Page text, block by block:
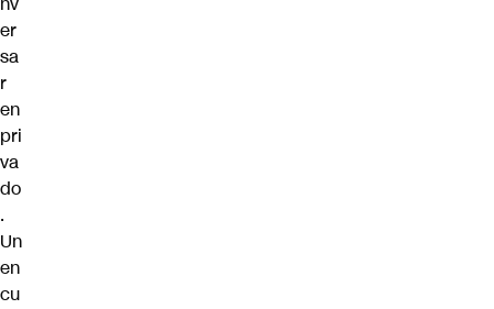
er
sa
r
en
pri
va
do
.
Un
en
cu